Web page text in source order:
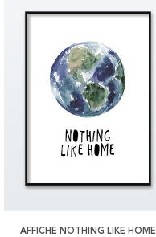
AFFICHE NOTHING LIKE HOME